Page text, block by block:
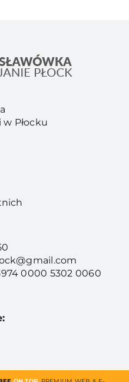
w Płocku
0000 5302 0060